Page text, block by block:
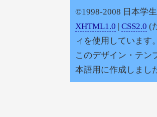
©1998-2008 日本学
XHTML1.0 | CSS2.0 (
ィを使用しています
このデザイン・テン
本語用に作成しまし